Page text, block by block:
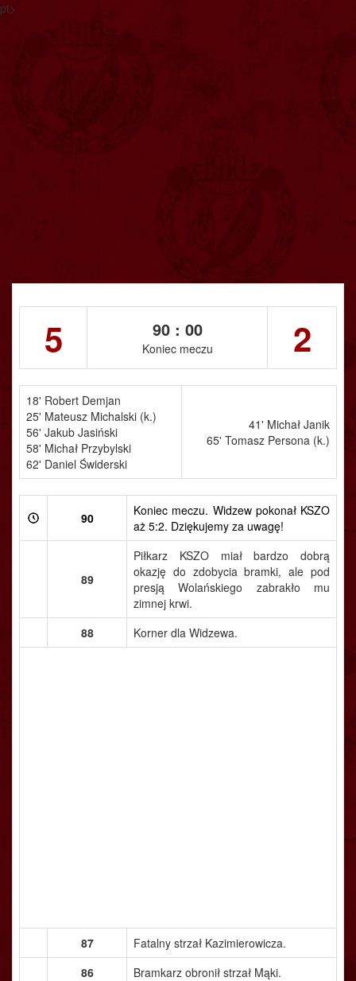
pt>
5 90 : 00
Koniec meczu 2
18' Robert Demjan
25' Mateusz Michalski (k.)
56' Jakub Jasiński
58' Michał Przybylski
62' Daniel Świderski
41' Michał Janik
65' Tomasz Persona (k.)
90
Koniec meczu. Widzew pokonał KSZO
aż 5:2. Dziękujemy za uwagę!
89
Piłkarz KSZO miał bardzo dobrą
okazję do zdobycia bramki, ale pod
presją Wolańskiego zabrakło mu
zimnej krwi.
88
Korner dla Widzewa.
87
Fatalny strzał Kazimierowicza.
86
Bramkarz obronił strzał Mąki.